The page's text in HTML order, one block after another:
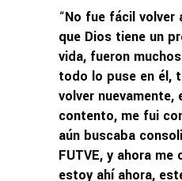
“No fue fácil volver
que Dios tiene un
vida, fueron
todo lo puse en él,
volver
contento, me fui
aún buscaba
FUTVE, y ahora me
estoy ahí ahora,